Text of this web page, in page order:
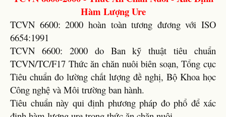
Hàm Lượng Ure
TCVN 6600: 2000 hoàn toàn tương đương với ISO
6654:1991
TCVN 6600: 2000 do Ban kỹ thuật tiêu chuẩn
TCVN/TC/F17 Thức ăn chăn nuôi biên soạn, Tổng cục
Tiêu chuẩn đo lường chất lượng đề nghị, Bộ Khoa học
Công nghệ và Môi trường ban hành.
Tiêu chuẩn này qui định phương pháp đo phổ để xác